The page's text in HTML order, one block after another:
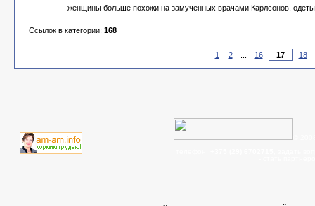
женщины больше похожи на замученных врачами Карлсонов,
Ссылок в категории: 168
1 2 16 18